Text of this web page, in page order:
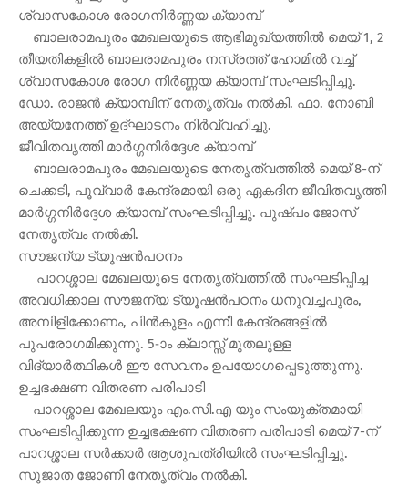
ശ്വാസകോശ രോഗനിര്‍ണ്ണയ ക്യാമ്പ്
ബാലരാമപുരം മേഖലയുടെ ആഭിമുഖ്യത്തില്‍ മെയ് 1, 2
തീയതികളില്‍ ബാലരാമപുരം നസ്രത്ത് ഹോമില്‍ വച്ച്
ശ്വാസകോശ രോഗ നിര്‍ണ്ണയ ക്യാമ്പ് സംഘടിപ്പിച്ചു.
ഡോ. രാജന്‍ ക്യാമ്പിന് നേതൃത്വം നല്‍കി. ഫാ. നോബി
അയ്യനേത്ത് ഉദ്ഘാടനം നിര്‍വ്വഹിച്ചു.
ജീവിതവൃത്തി മാര്‍ഗ്ഗനിര്‍ദ്ദേശ ക്യാമ്പ്
ബാലരാമപുരം മേഖലയുടെ നേതൃത്വത്തില്‍ മെയ് 8-ന്
ചെക്കടി, പൂവ്വാര്‍ കേന്ദ്രമായി ഒരു ഏകദിന ജീവിതവൃത്തി
മാര്‍ഗ്ഗനിര്‍ദ്ദേശ ക്യാമ്പ് സംഘടിപ്പിച്ചു. പുഷ്പം ജോസ്
നേതൃത്വം നല്‍കി.
സൗജന്യ ട്യൂഷന്‍പഠനം
പാറശ്ശാല മേഖലയുടെ നേതൃത്വത്തില്‍ സംഘടിപ്പിച്ച
അവധിക്കാല സൗജന്യ ട്യൂഷന്‍പഠനം ധനുവച്ചപുരം,
അമ്പിളിക്കോണം, പിന്‍കുളം എന്നീ കേന്ദ്രങ്ങളില്‍
പുപരോഗമിക്കുന്നു. 5-ാം ക്ലാസ്സ് മുതലുള്ള
വിദ്യാര്‍ത്ഥികള്‍ ഈ സേവനം ഉപയോഗപ്പെടുത്തുന്നു.
ഉച്ചഭക്ഷണ വിതരണ പരിപാടി
പാറശ്ശാല മേഖലയും എം.സി.എ യും സംയുക്തമായി
സംഘടിപ്പിക്കുന്ന ഉച്ചഭക്ഷണ വിതരണ പരിപാടി മെയ് 7-ന്
പാറശ്ശാല സര്‍ക്കാര്‍ ആശുപത്രിയില്‍ സംഘടിപ്പിച്ചു.
സുജാത ജോണി നേതൃത്വം നല്‍കി.